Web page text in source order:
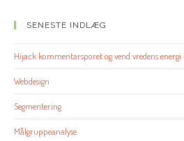
SENESTE INDLÆG
Hijack kommentarsporet og vend vredens
Webdesign
Segmentering
Målgruppeanalyse